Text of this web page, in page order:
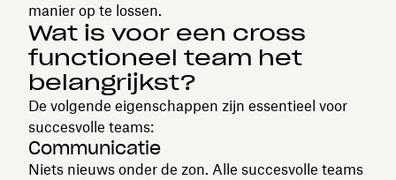
manier op te lossen.
Wat is voor een cross
functioneel team het
belangrijkst?
De volgende eigenschappen zijn essentieel voor
succesvolle teams:
Communicatie
Niets nieuws onder de zon. Alle succesvolle teams